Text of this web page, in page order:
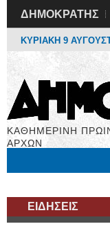
ΔΗΜΟΚΡΑΤΗΣ
ΚΥΡΙΑΚΗ 9
ΚΑΘΗΜΕΡΙΝΗ
ΑΡΧΩΝ
ΕΙΔΗΣΕΙΣ